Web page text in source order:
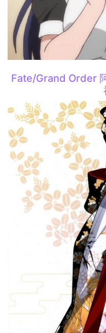
Fate/Grand Order